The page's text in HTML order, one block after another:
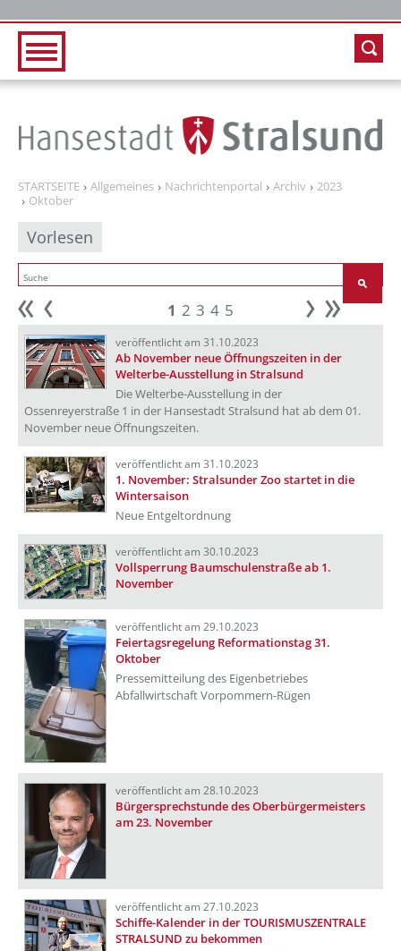
STARTSEITE Allgemeines Nachrichtenportal Archiv
2023
Oktober
Vorlesen
Anfang 1 2 3 4 5 weiter
veröffentlicht am 31.10.2023
Ab November neue Öffnungszeiten in der
Welterbe-Ausstellung in Stralsund
Die Welterbe-Ausstellung in der
Ossenreyerstraße 1 in der Hansestadt Stralsund hat ab dem 01.
November neue Öffnungszeiten.
veröffentlicht am 31.10.2023
1. November: Stralsunder Zoo startet in die
Wintersaison
Neue Entgeltordnung
veröffentlicht am 30.10.2023
Vollsperrung Baumschulenstraße ab 1.
November
veröffentlicht am 29.10.2023
Feiertagsregelung Reformationstag 31.
Oktober
Pressemitteilung des Eigenbetriebes
Abfallwirtschaft Vorpommern-Rügen
veröffentlicht am 28.10.2023
Bürgersprechstunde des Oberbürgermeisters
am 23. November
veröffentlicht am 27.10.2023
Schiffe-Kalender in der TOURISMUSZENTRALE
STRALSUND zu bekommen